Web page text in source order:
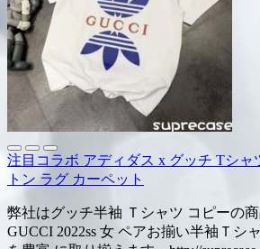
注目コラボ アディダス x グッチ Tシャ
トン ラグ カーペット
弊社はグッチ半袖 Ｔシャツ コピーの
GUCCI 2022ss 女 ペアお揃い半袖Ｔシ